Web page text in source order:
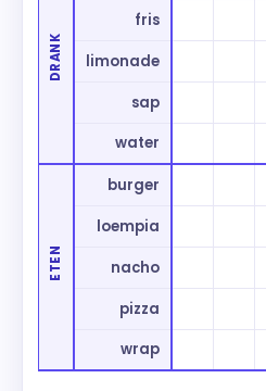
DRANK
fris
limonade
sap
water
ETEN
burger
loempia
nacho
pizza
wrap